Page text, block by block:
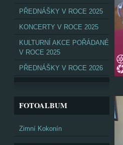
PŘEDNÁŠKY V ROCE 2025
KONCERTY V ROCE 2025
KULTURNÍ AKCE POŘÁDANÉ
V ROCE 2025
PŘEDNÁŠKY V ROCE 2026
FOTOALBUM
Zimní Kokonín